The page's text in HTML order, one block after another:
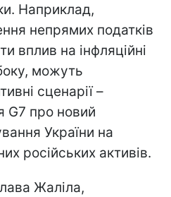
Наприклад,
непрямих податків
вплив на інфляційні
можуть
сценарії –
G7 про новий
України на
російських активів.
Жаліла,